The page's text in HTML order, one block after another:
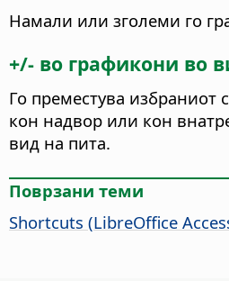
Намали или зголеми го
+/- во графикони во
Го преместува избраниот
кон надвор или кон
вид на пита.
Поврзани теми
Shortcuts (LibreOffice